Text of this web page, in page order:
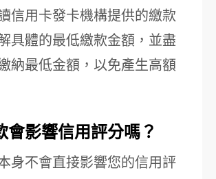
信用卡發卡機構提供的繳款
具體的最低繳款金額，並盡
納最低金額，以免產生高額
會影響信用評分嗎？
身不會直接影響您的信用評